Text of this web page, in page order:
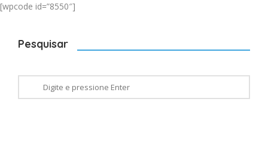
[wpcode id=”8550″]
Pesquisar